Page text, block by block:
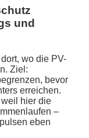
und
wo die PV-
Ziel:
bevor
erreichen.
hier die
–
eben